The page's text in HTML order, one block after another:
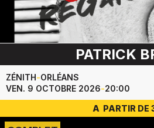
PATRICK
ZÉNITH-ORLÉANS
VEN. 9 OCTOBRE 2026-20:00
A PARTIR DE